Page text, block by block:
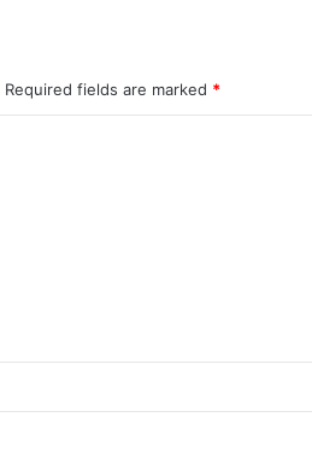
Required fields are marked *